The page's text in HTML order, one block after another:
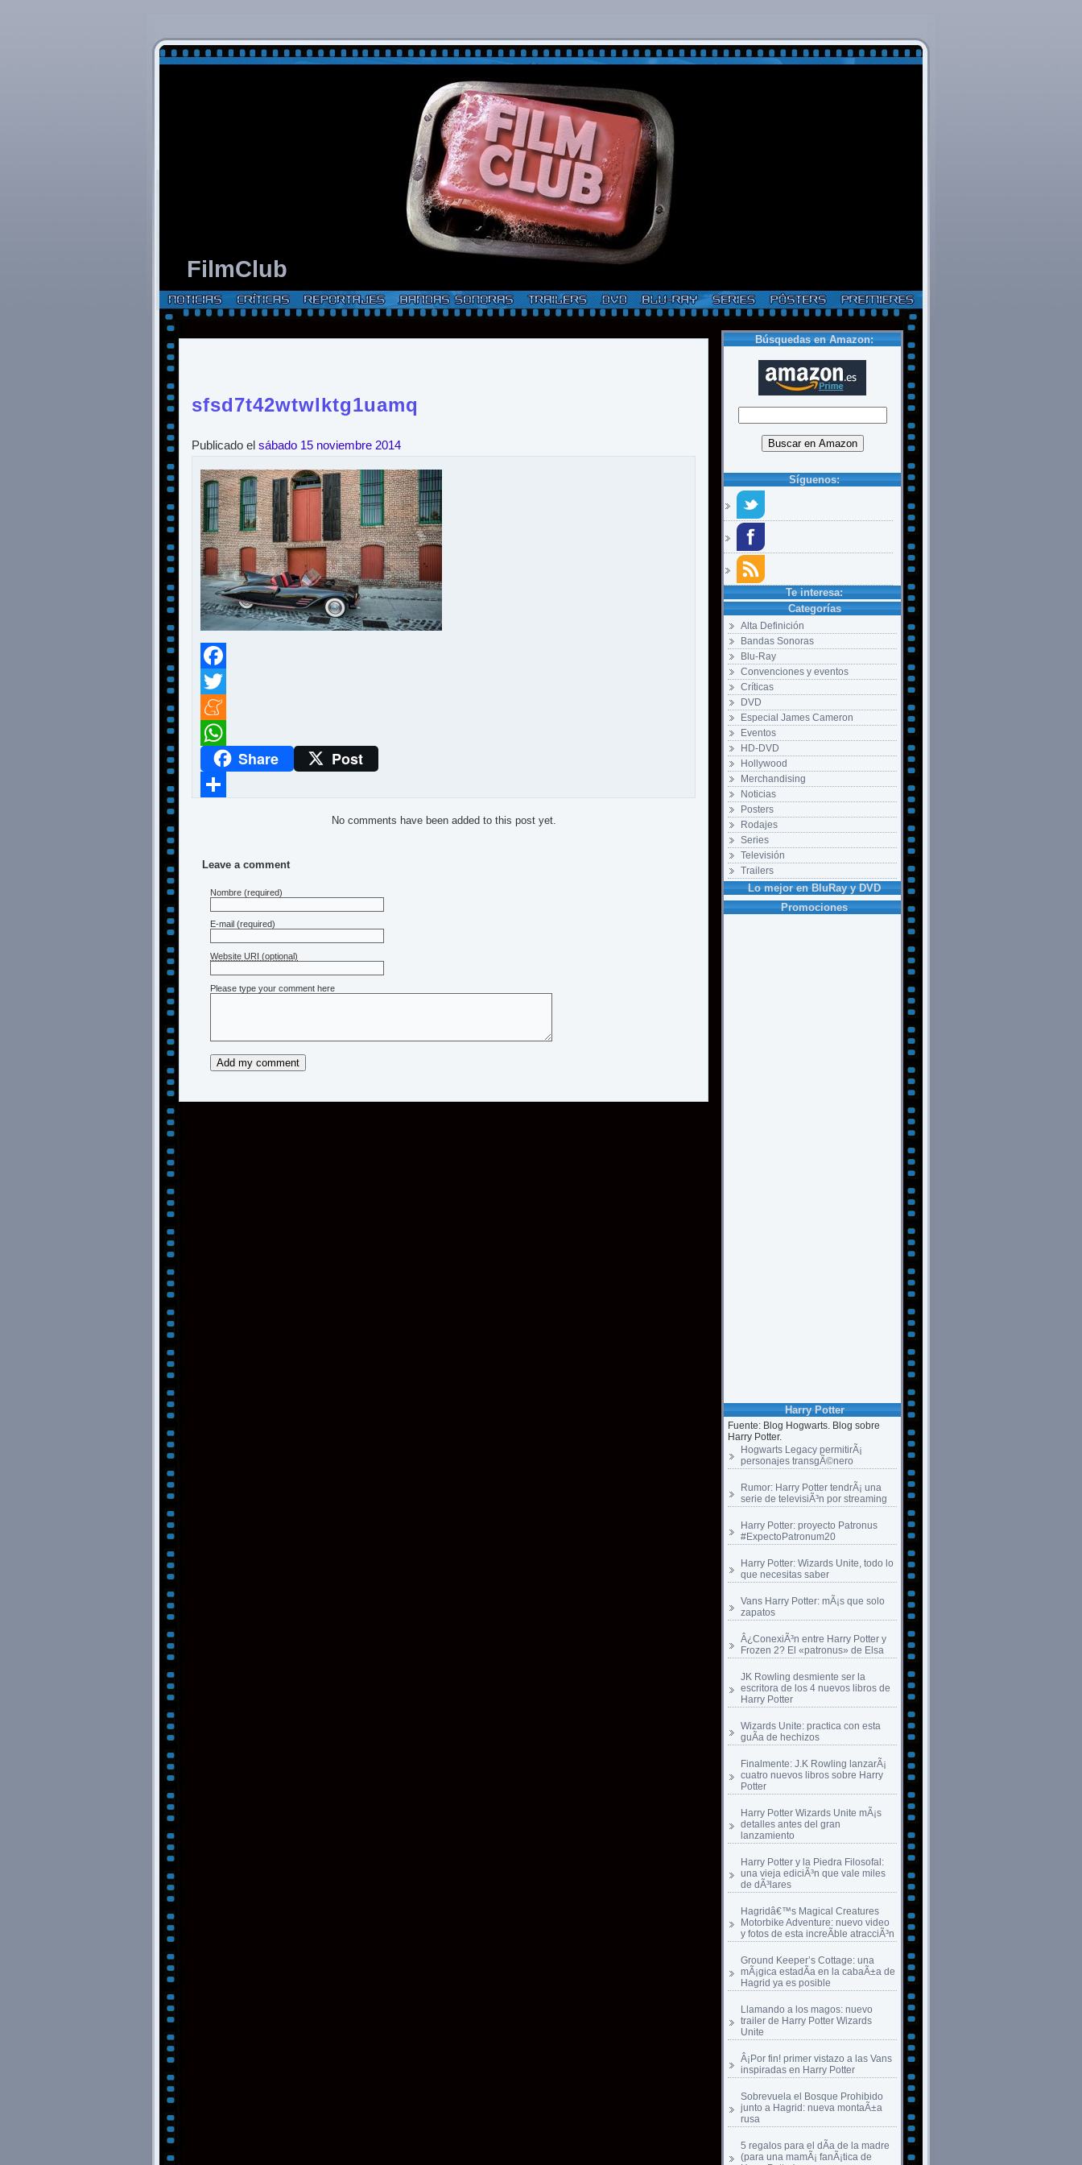
FilmClub
Búsquedas en Amazon:
Síguenos:
Te interesa:
Categorías
Alta Definición
Bandas Sonoras
Blu-Ray
Convenciones y eventos
Críticas
DVD
Especial James Cameron
Eventos
HD-DVD
Hollywood
Merchandising
Noticias
Posters
Rodajes
Series
Televisión
Trailers
Lo mejor en BluRay y DVD
Promociones
Harry Potter
Fuente: Blog Hogwarts. Blog sobre
Harry Potter.
Hogwarts Legacy permitirÃ¡
personajes transgÃ©nero
Rumor: Harry Potter tendrÃ¡ una
serie de televisiÃ³n por streaming
Harry Potter: proyecto Patronus
#ExpectoPatronum20
Harry Potter: Wizards Unite, todo lo
que necesitas saber
Vans Harry Potter: mÃ¡s que solo
zapatos
Â¿ConexiÃ³n entre Harry Potter y
Frozen 2? El «patronus» de Elsa
JK Rowling desmiente ser la
escritora de los 4 nuevos libros de
Harry Potter
Wizards Unite: practica con esta
guÃ­a de hechizos
Finalmente: J.K Rowling lanzarÃ¡
cuatro nuevos libros sobre Harry
Potter
Harry Potter Wizards Unite mÃ¡s
detalles antes del gran
lanzamiento
Harry Potter y la Piedra Filosofal:
una vieja ediciÃ³n que vale miles
de dÃ³lares
Hagridâ€™s Magical Creatures
Motorbike Adventure: nuevo video
y fotos de esta increÃ­ble atracciÃ³n
Ground Keeper’s Cottage: una
mÃ¡gica estadÃ­a en la cabaÃ±a de
Hagrid ya es posible
Llamando a los magos: nuevo
trailer de Harry Potter Wizards
Unite
Â¡Por fin! primer vistazo a las Vans
inspiradas en Harry Potter
Sobrevuela el Bosque Prohibido
junto a Hagrid: nueva montaÃ±a
rusa
5 regalos para el dÃ­a de la madre
(para una mamÃ¡ fanÃ¡tica de
sfsd7t42wtwlktg1uamq
Publicado el sábado 15 noviembre 2014
Facebook
Twitter
Meneame
WhatsAppShare Post
No comments have been added to this post yet.
Leave a comment
Nombre (required)
E-mail (required)
Website URI (optional)
Please type your comment here